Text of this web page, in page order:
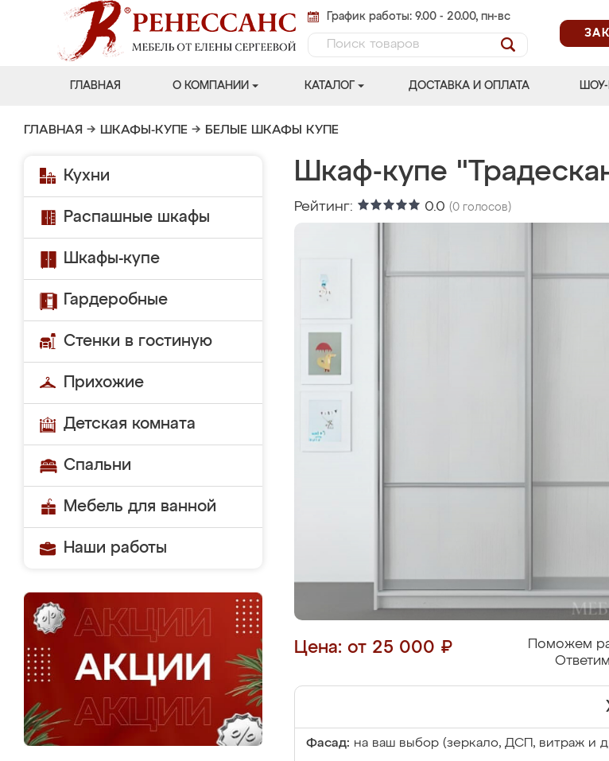
График работы: 9.00 - 20.00, пн-вс
ГЛАВНАЯ О КОМПАНИИ КАТАЛОГ ДОСТАВКА И ОПЛАТА
ГЛАВНАЯ → ШКАФЫ-КУПЕ → БЕЛЫЕ ШКАФЫ КУПЕ
Кухни
Распашные шкафы
Шкафы-купе
Гардеробные
Стенки в гостиную
Прихожие
Детская комната
Спальни
Мебель для ванной
Наши работы
Шкаф-купе
Рейтинг: 0.0 (0 голосов)
Цена: от 25 000 ₽
Поможем
Фасад: на ваш выбор (зеркало, ДСП, витраж и